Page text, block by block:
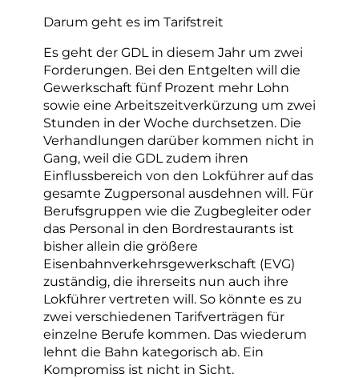
Darum geht es im Tarifstreit
Es geht der GDL in diesem Jahr um zwei
Forderungen. Bei den Entgelten will die
Gewerkschaft fünf Prozent mehr Lohn
sowie eine Arbeitszeitverkürzung um zwei
Stunden in der Woche durchsetzen. Die
Verhandlungen darüber kommen nicht in
Gang, weil die GDL zudem ihren
Einflussbereich von den Lokführer auf das
gesamte Zugpersonal ausdehnen will. Für
Berufsgruppen wie die Zugbegleiter oder
das Personal in den Bordrestaurants ist
bisher allein die größere
Eisenbahnverkehrsgewerkschaft (EVG)
zuständig, die ihrerseits nun auch ihre
Lokführer vertreten will. So könnte es zu
zwei verschiedenen Tarifverträgen für
einzelne Berufe kommen. Das wiederum
lehnt die Bahn kategorisch ab. Ein
Kompromiss ist nicht in Sicht.